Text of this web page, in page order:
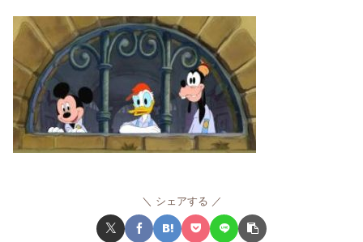
シェアする